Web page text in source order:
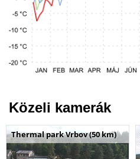
Közeli kamerák
Thermal park Vrbov (50 km)